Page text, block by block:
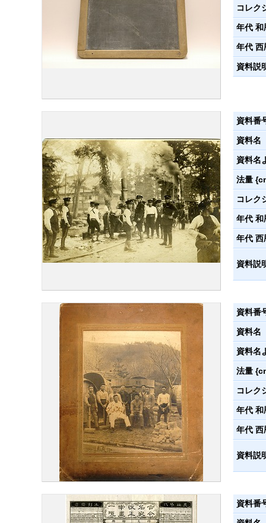
コレク
年代 和
年代 西
資料説
資料番
資料名
資料名
法量
コレク
年代 和
年代 西
資料説
資料番
資料名
資料名
法量
コレク
年代 和
年代 西
資料説
資料番